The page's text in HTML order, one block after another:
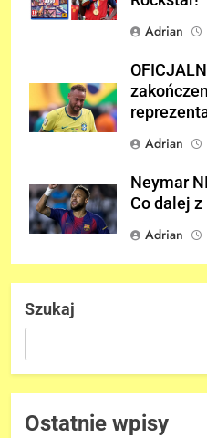
Adrian
Adrian
Neymar
Co dalej
Adrian
Szukaj
Ostatnie wpisy